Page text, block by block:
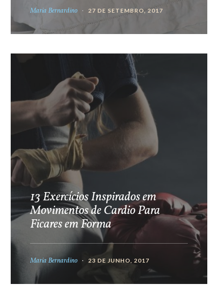
Maria Bernardino 27 DE SETEMBRO, 2017
13 Exercícios Inspirados em
Movimentos de Cardio Para
Ficares em Forma
Maria Bernardino 23 DE JUNHO, 2017